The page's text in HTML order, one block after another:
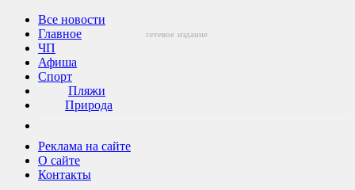
Все новости
Главное
ЧП
Афиша
Спорт
Пляжи
Природа
Реклама на сайте
О сайте
Контакты
сетевое издание